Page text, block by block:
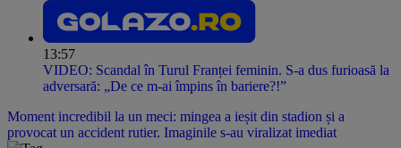
13:57
VIDEO: Scandal în Turul Franței feminin. S-a dus furioasă la
adversară: „De ce m-ai împins în bariere?!”
Moment incredibil la un meci: mingea a ieșit din stadion și a
provocat un accident rutier. Imaginile s-au viralizat imediat